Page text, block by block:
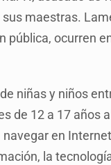
maestras.
pública, ocurren
niñas y niños
de 12 a 17 años
en
la